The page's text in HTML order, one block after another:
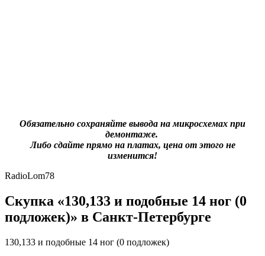
Обязательно сохраняйте вывода на микросхемах при
демонтаже.
Либо сдайте прямо на платах, цена от этого не
изменится!
RadioLom78
Скупка «130,133 и подобные 14 ног (0
подложек)» в Санкт-Петербурге
130,133 и подобные 14 ног (0 подложек)